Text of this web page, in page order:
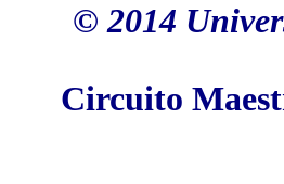
© 2014
Circuito